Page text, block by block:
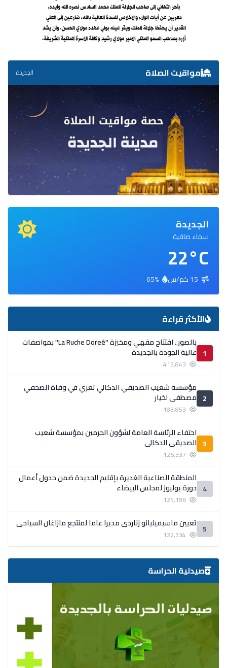
مواقيت الصلاة الجديدة
الجديدة
سماء صافية
22°C
الأكثر قراءة
1
بالصور.. افتتاح مقهي ومخبزة ''La Ruche Doreé'' بمواصفات
عالية الجودة بالجديدة
2
مؤسسة شعيب الصديقي الدكالي تعزي في وفاة الصحفي
مصطفى لخيار
3
احتفاء الرئاسة العامة لشؤون الحرمين بمؤسسة شعيب
الصديقي الدكالي
4
المنطقة الصناعية الغديرة بإقليم الجديدة ضمن جدول أعمال
دورة يوليوز لمجلس البيضاء
5 تعيين ماسيميليانو زناردي مديرا عاما لمنتجع مازاغان السياحي
صيدلية الحراسة